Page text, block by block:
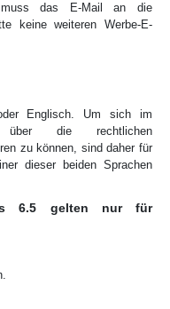
muss das E-Mail an die
keine weiteren Werbe-E-
Englisch. Um sich im
über die rechtlichen
zu können, sind daher für
dieser beiden Sprachen
6.5 gelten nur für